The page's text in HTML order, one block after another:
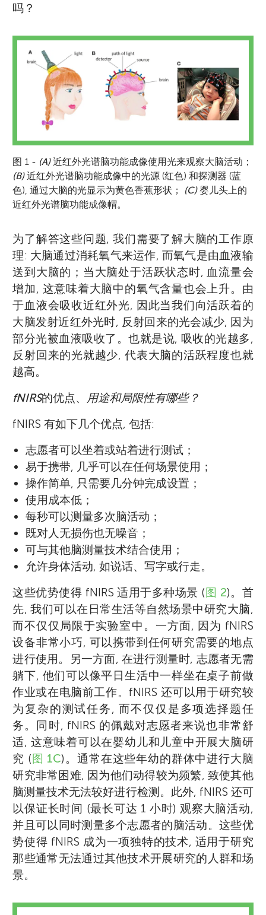
吗？
图 1 - (A)近红外光谱脑功能成像使用光来观察大脑活动；
(B)近红外光谱脑功能成像中的光源 (红色) 和探测器 (蓝
色), 通过大脑的光显示为黄色香蕉形状； (C)婴儿头上的
近红外光谱脑功能成像帽。
为了解答这些问题, 我们需要了解大脑的工作原
理: 大脑通过消耗氧气来运作, 而氧气是由血液输
送到大脑的；当大脑处于活跃状态时, 血流量会
增加, 这意味着大脑中的氧气含量也会上升。由
于血液会吸收近红外光, 因此当我们向活跃着的
大脑发射近红外光时, 反射回来的光会减少, 因为
部分光被血液吸收了。也就是说, 吸收的光越多,
反射回来的光就越少, 代表大脑的活跃程度也就
越高。
fNIRS的优点、 用途和局限性有哪些？
fNIRS 有如下几个优点, 包括:
志愿者可以坐着或站着进行测试；
易于携带, 几乎可以在任何场景使用；
操作简单, 只需要几分钟完成设置；
使用成本低；
每秒可以测量多次脑活动；
既对人无损伤也无噪音；
可与其他脑测量技术结合使用；
允许身体活动, 如说话、写字或行走。
这些优势使得 fNIRS 适用于多种场景 ( 图 2)。首
先, 我们可以在日常生活等自然场景中研究大脑,
而不仅仅局限于实验室中。一方面, 因为 fNIRS
设备非常小巧, 可以携带到任何研究需要的地点
进行使用。另一方面, 在进行测量时, 志愿者无需
躺下, 他们可以像平日生活中一样坐在桌子前做
作业或在电脑前工作。fNIRS 还可以用于研究较
为复杂的测试任务, 而不仅仅是多项选择题任
务。同时, fNIRS 的佩戴对志愿者来说也非常舒
适, 这意味着可以在婴幼儿和儿童中开展大脑研
究 ( 图 1C)。通常在这些年幼的群体中进行大脑
研究非常困难, 因为他们动得较为频繁, 致使其他
脑测量技术无法较好进行检测。此外, fNIRS 还可
以保证长时间 (最长可达 1 小时) 观察大脑活动,
并且可以同时测量多个志愿者的脑活动。这些优
势使得 fNIRS 成为一项独特的技术, 适用于研究
那些通常无法通过其他技术开展研究的人群和场
景。